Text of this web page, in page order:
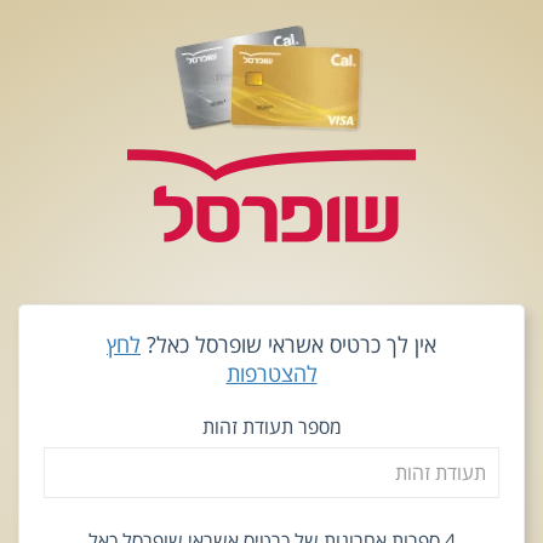
אין לך כרטיס אשראי שופרסל כאל? לחץ
להצטרפות
מספר תעודת זהות